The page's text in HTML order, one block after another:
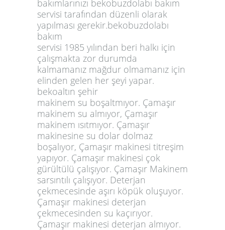
bakımlarınızı bekobuzdolabı bakım
servisi tarafından düzenli olarak
yapılması gerekir.bekobuzdolabı
bakım
servisi 1985 yılından beri halkı için
çalışmakta zor durumda
kalmamanız mağdur olmamanız için
elinden gelen her şeyi yapar.
bekoaltın şehir
makinem su boşaltmıyor. Çamaşır
makinem su almıyor, Çamaşır
makinem ısıtmıyor. Çamaşır
makinesine su dolar dolmaz
boşalıyor, Çamaşır makinesi titreşim
yapıyor. Çamaşır makinesi çok
gürültülü çalışıyor. Çamaşır Makinem
sarsıntılı çalışıyor. Deterjan
çekmecesinde aşırı köpük oluşuyor.
Çamaşır makinesi deterjan
çekmecesinden su kaçırıyor.
Çamaşır makinesi deterjan almıyor.